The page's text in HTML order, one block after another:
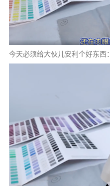
今天必须给大伙儿安利个好东西